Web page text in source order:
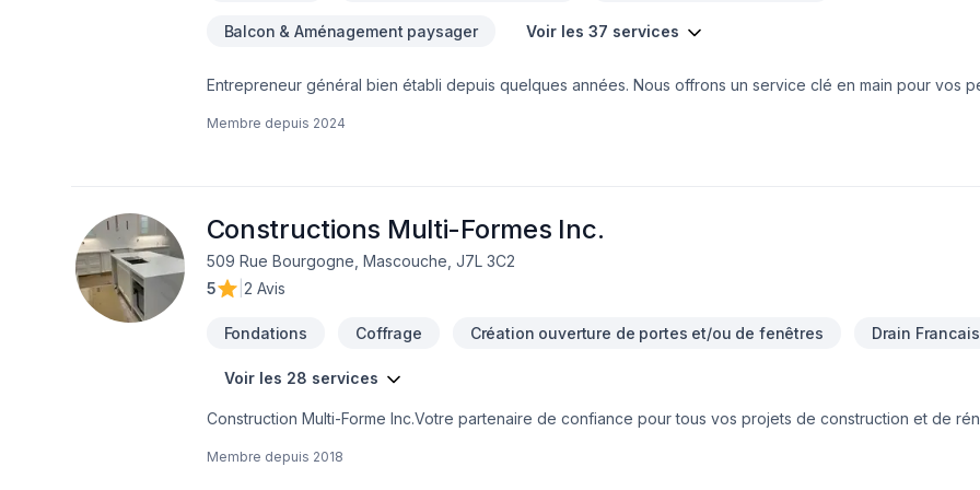
Balcon & Aménagement paysager Voir les 37 services
Entrepreneur général bien établi depuis quelques années. Nous offrons un service clé en main pour vos
à la hauteur de vos attentes! Il nous fera plaisir de travailler avec vous! Nous faisons des travaux de tous genres: -
Membre depuis 2024
Constructions Multi-Formes Inc.
509 Rue Bourgogne, Mascouche, J7L 3C2
5
2 Avis
Fondations Coffrage Création ouverture de portes et/ou de fenêtres Drain Francais
Voir les 28 services
Construction Multi-Forme Inc.Votre partenaire de confiance pour tous vos projets de construction et de
de professionnels qualifiés s'engage à fournir des services de haute qualité, du début à la fin de votre
Membre depuis 2018